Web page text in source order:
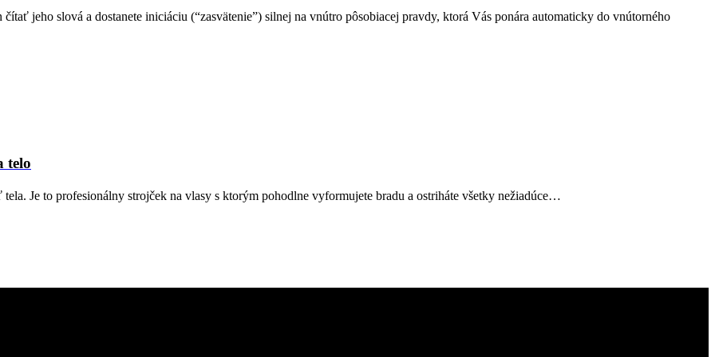
jeho slová a dostanete iniciáciu (“zasvätenie”) silnej na vnútro pôsobiacej pravdy, ktorá Vás ponára automaticky do vnútorného
telo
Je to profesionálny strojček na vlasy s ktorým pohodlne vyformujete bradu a ostriháte všetky nežiadúce…